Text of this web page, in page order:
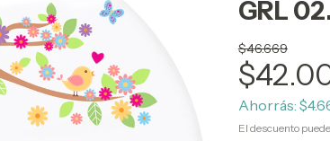
GRL
$46.669
Ahorrás:
El descuento